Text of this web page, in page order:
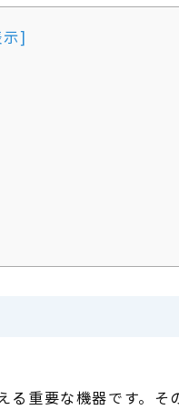
]
重要な機器です。そ